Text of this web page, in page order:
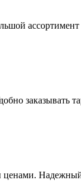
заказывать
Надежный